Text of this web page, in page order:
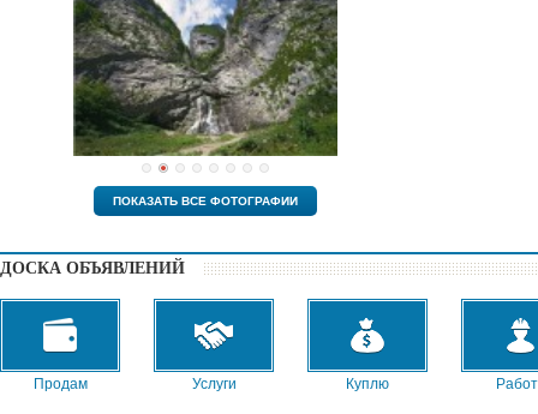
ПОКАЗАТЬ ВСЕ ФОТОГРАФИИ
ДОСКА ОБЪЯВЛЕНИЙ
Продам Услуги Куплю